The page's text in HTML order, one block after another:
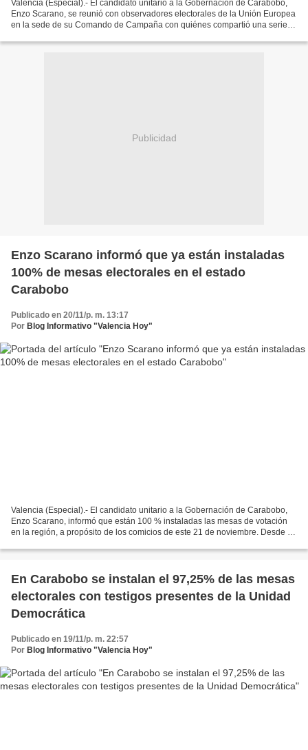
Valencia (Especial).- El candidato unitario a la Gobernación de Carabobo,
Enzo Scarano, se reunió con observadores electorales de la Unión Europea
en la sede de su Comando de Campaña con quiénes compartió una serie
Publicidad
Enzo Scarano informó que ya están instaladas
100% de mesas electorales en el estado
Carabobo
Publicado en 20/11/p. m. 13:17
Por Blog Informativo "Valencia Hoy"
Valencia (Especial).- El candidato unitario a la Gobernación de Carabobo,
Enzo Scarano, informó que están 100 % instaladas las mesas de votación
en la región, a propósito de los comicios de este 21 de noviembre. Desde la
En Carabobo se instalan el 97,25% de las mesas
electorales con testigos presentes de la Unidad
Democrática
Publicado en 19/11/p. m. 22:57
Por Blog Informativo "Valencia Hoy"